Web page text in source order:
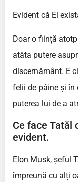
Evident că El
Doar o ființă
atâta putere
discernământ. E
felii de pâine și în
puterea lui de a
Ce face Tatăl
evident.
Elon Musk, șeful
împreună cu alți